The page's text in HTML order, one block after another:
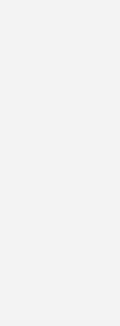
Kaltwassersatz-Serie DZ mit den
ist im Vergleich zu den
kleiner. Die Geräte liegen in
und laufen wegen des separaten,